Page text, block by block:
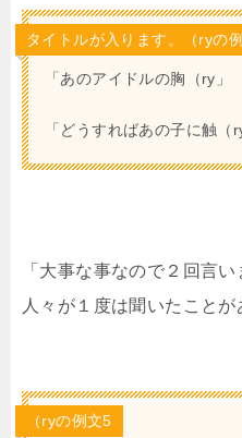
タイトルが入ります。（ryの
「あのアイドルの胸（ry」
「どうすればあの子に触（
「大事な事なので２回言
人々が１度は聞いたことが
（ryの例文5